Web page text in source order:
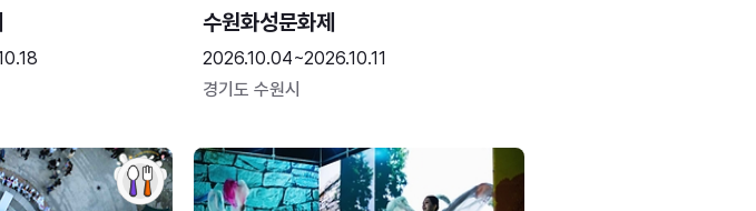
수원화성문화제
2026.10.04~2026.10.11
경기도 수원시